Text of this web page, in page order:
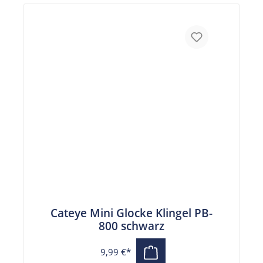
Cateye Mini Glocke Klingel PB-
800 schwarz
9,99 €*